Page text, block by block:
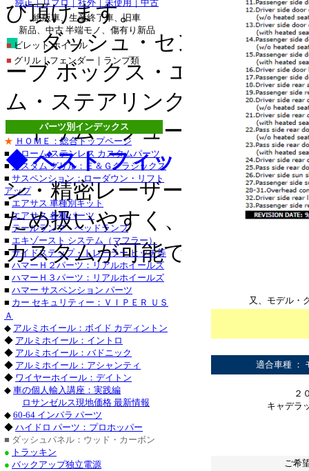
又、モデル・
適合車種 ：
２
キャデ
ご希
タンドラ_クローム
サーフ_クローム/ス
クローム/ステンレ
ステンレス_パーツ
ステンレス_パーツ
■レクサス：ＩＳ_
/ステンレス_パー
ＧＳ４６０_クロー
ステンレス_パーツ
Ｆ１５０_クローム/
クローム/ステンレ
・テラノ_クロー
純正｜リプロ｜社外｜未使用｜中古
絶版車、生産終了車、旧車
新品、中古 半端モノ、傷有り新品
■ ビレット ホイール
■ グリル｜フェンダー｜ランプ類
パーツ別インデックス
★ ＨＯＭＥ：総合トップページ
■クローム/ステンレス カスタムパーツ
■カスタム グリル：Ｅ＆Ｇクラシックス
■ サスペンション：ローダウン・リフト
アップ
■ エアサス 車種別キット
■エアサス 各種パーツ
■ テールランプ・ヘッドランプ
■ エキゾースト システム（マフラー）
■サイドステップ・トレーラー ヒッチ等
■ ハマーＨ２パーツ：リアルホイールズ
■ ハマーＨ３パーツ：リアルホイールズ
■ ハマー サスペンション パーツ
■ カー セキュリティー：ＶＩＰＥＲ ＵＳ
Ａ
◆ アルミホイール：ボイド カディントン
◆ アルミホイール：イントロ
◆ アルミホイール：バドニック
◆ アルミホイール：アシャンティ
◆ ワイヤーホイール：デイトン
◆ 車の個人輸入講座：実践編
ロサンゼルス現地価格 最新情報
◆ 60-64 インパラ パーツ
◆ ハイドロ パーツ：プロホッパー
■ ダッシュパネル：ウッド・カーボン
● トラッキン
● バックアップ独立電源
び頂けます。
■ダッシュ・センター コン
ーブ ボックス・エアベント
ム・ステアリング ホイール■
ートリム・フューエル リッ
◆ ベスト フィット＆イージ
ン・精密レーザーカットで
ため扱いやすく、３Ｍ製両面
カスタムが可能です。